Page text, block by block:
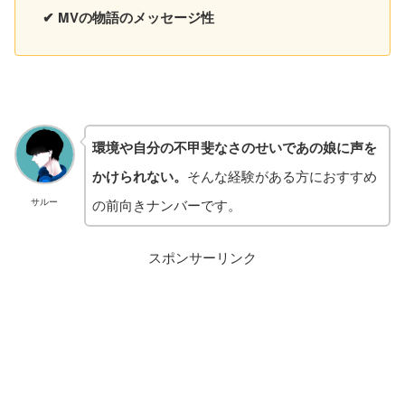
✔ MVの物語のメッセージ性
サルー
環境や自分の不甲斐なさのせいであの娘に声を
かけられない。 そんな経験がある方におすすめ
の前向きナンバーです。
スポンサーリンク